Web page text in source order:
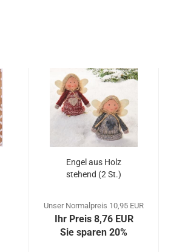
Engel aus Holz
stehend (2 St.)
Unser Normalpreis 10,95 EUR
Ihr Preis 8,76 EUR
Sie sparen 20%